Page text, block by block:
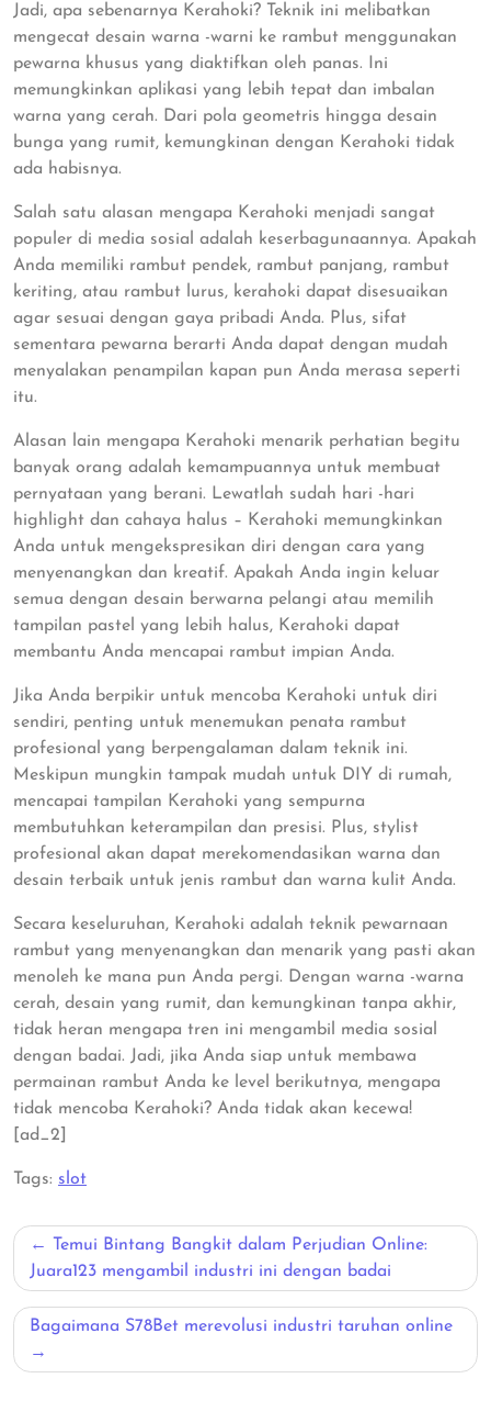
Jadi, apa sebenarnya Kerahoki? Teknik ini melibatkan
mengecat desain warna -warni ke rambut menggunakan
pewarna khusus yang diaktifkan oleh panas. Ini
memungkinkan aplikasi yang lebih tepat dan imbalan
warna yang cerah. Dari pola geometris hingga desain
bunga yang rumit, kemungkinan dengan Kerahoki tidak
ada habisnya.
Salah satu alasan mengapa Kerahoki menjadi sangat
populer di media sosial adalah keserbagunaannya. Apakah
Anda memiliki rambut pendek, rambut panjang, rambut
keriting, atau rambut lurus, kerahoki dapat disesuaikan
agar sesuai dengan gaya pribadi Anda. Plus, sifat
sementara pewarna berarti Anda dapat dengan mudah
menyalakan penampilan kapan pun Anda merasa seperti
itu.
Alasan lain mengapa Kerahoki menarik perhatian begitu
banyak orang adalah kemampuannya untuk membuat
pernyataan yang berani. Lewatlah sudah hari -hari
highlight dan cahaya halus – Kerahoki memungkinkan
Anda untuk mengekspresikan diri dengan cara yang
menyenangkan dan kreatif. Apakah Anda ingin keluar
semua dengan desain berwarna pelangi atau memilih
tampilan pastel yang lebih halus, Kerahoki dapat
membantu Anda mencapai rambut impian Anda.
Jika Anda berpikir untuk mencoba Kerahoki untuk diri
sendiri, penting untuk menemukan penata rambut
profesional yang berpengalaman dalam teknik ini.
Meskipun mungkin tampak mudah untuk DIY di rumah,
mencapai tampilan Kerahoki yang sempurna
membutuhkan keterampilan dan presisi. Plus, stylist
profesional akan dapat merekomendasikan warna dan
desain terbaik untuk jenis rambut dan warna kulit Anda.
Secara keseluruhan, Kerahoki adalah teknik pewarnaan
rambut yang menyenangkan dan menarik yang pasti akan
menoleh ke mana pun Anda pergi. Dengan warna -warna
cerah, desain yang rumit, dan kemungkinan tanpa akhir,
tidak heran mengapa tren ini mengambil media sosial
dengan badai. Jadi, jika Anda siap untuk membawa
permainan rambut Anda ke level berikutnya, mengapa
tidak mencoba Kerahoki? Anda tidak akan kecewa!
[ad_2]
Tags: slot
Post
navigation
Temui Bintang Bangkit dalam Perjudian Online:
Juara123 mengambil industri ini dengan badai
Bagaimana S78Bet merevolusi industri taruhan online